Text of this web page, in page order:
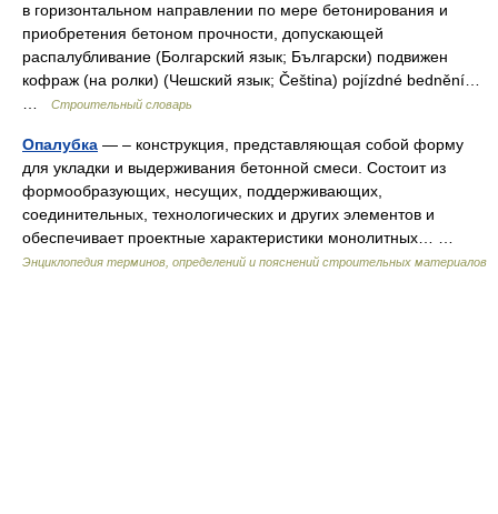
в горизонтальном направлении по мере бетонирования и
приобретения бетоном прочности, допускающей
распалубливание (Болгарский язык; Български) подвижен
кофраж (на ролки) (Чешский язык; Čeština) pojízdné bednění…
Строительный словарь
Опалубка — – конструкция, представляющая собой форму
для укладки и выдерживания бетонной смеси. Состоит из
формообразующих, несущих, поддерживающих,
соединительных, технологических и других элементов и
обеспечивает проектные характеристики монолитных… …
Энциклопедия терминов, определений и пояснений строительных материалов